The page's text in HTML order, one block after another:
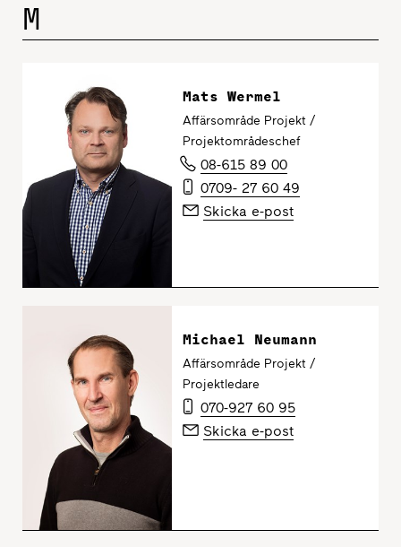
M
Mats Wermel
Affärsområde Projekt /
Projektområdeschef
08-615 89 00
0709- 27 60 49
Skicka e-post
Michael Neumann
Affärsområde Projekt /
Projektledare
070-927 60 95
Skicka e-post